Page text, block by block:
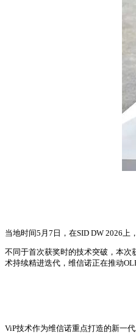
当地时间5月7日，在SID DW 2026上
不同于首次获奖时的技术突破，本次
术持续精进迭代，维信诺正在推动
ViP技术作为维信诺重点打造的新一